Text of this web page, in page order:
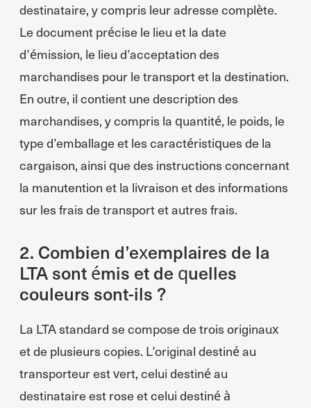
destinataire, y compris leur adresse complète.
Le document précise le lieu et la date
d’émission, le lieu d’acceptation des
marchandises pour le transport et la destination.
En outre, il contient une description des
marchandises, y compris la quantité, le poids, le
type d’emballage et les caractéristiques de la
cargaison, ainsi que des instructions concernant
la manutention et la livraison et des informations
sur les frais de transport et autres frais.
2. Combien d’exemplaires de la
LTA sont émis et de quelles
couleurs sont-ils ?
La LTA standard se compose de trois originaux
et de plusieurs copies. L’original destiné au
transporteur est vert, celui destiné au
destinataire est rose et celui destiné à